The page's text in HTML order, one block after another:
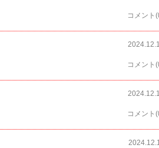
コメント
コメント
コメント